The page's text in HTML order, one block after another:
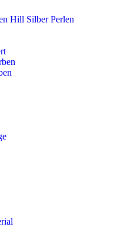
Hill Silber Perlen